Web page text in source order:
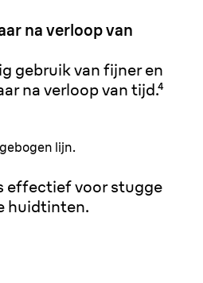
na verloop van
gebruik van fijner en
na verloop van tijd.⁴
lijn.
effectief voor stugge
huidtinten.